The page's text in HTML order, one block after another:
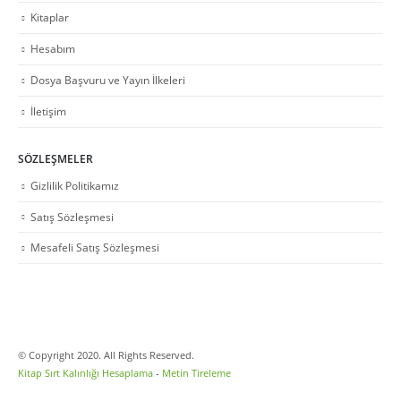
Kitaplar
Hesabım
Dosya Başvuru ve Yayın İlkeleri
İletişim
SÖZLEŞMELER
Gizlilik Politikamız
Satış Sözleşmesi
Mesafeli Satış Sözleşmesi
© Copyright 2020. All Rights Reserved.
Kitap Sırt Kalınlığı Hesaplama - Metin Tireleme